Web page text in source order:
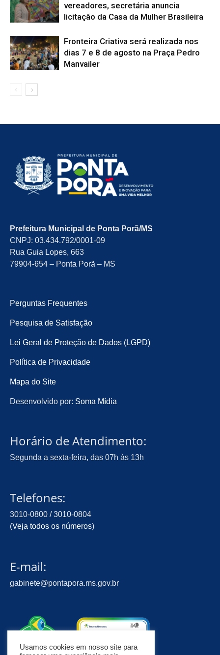
vereadores, secretária anuncia
licitação da Casa da Mulher Brasileira
Fronteira Criativa será realizada nos
dias 7 e 8 de agosto na Praça Pedro
Manvailer
Prefeitura Municipal de Ponta Porã/MS
CNPJ: 03.434.792/0001-09
Rua Guia Lopes, 663
79904-654 – Ponta Porã – MS
Perguntas Frequentes
Pesquisa de Satisfação
Lei Geral de Proteção de Dados (LGPD)
Política de Privacidade
Mapa do Site
Desenvolvido por: Soma Mídia
Horário de Atendimento:
Segunda a sexta-feira, das 07h às 13h
Telefones:
3010-0800 / 3010-0804
(Veja todos os números)
E-mail:
gabinete@pontapora.ms.gov.br
Usamos cookies em nosso site para